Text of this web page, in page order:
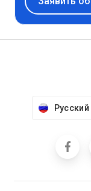
Русский